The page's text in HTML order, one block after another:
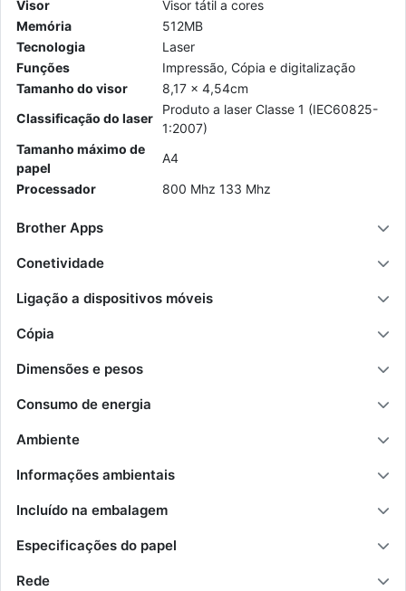
Visor
Visor tátil a cores
Me­mória
512MB
Tec­no­logia
Laser
Fun­ções
Im­pressão, Cópia e di­gi­ta­li­zação
Ta­manho do visor
8,17 x 4,54cm
Clas­si­fi­cação do laser
Pro­duto a laser Classe 1 (IEC60825-
1:2007)
Ta­manho má­ximo de
papel
A4
Pro­ces­sador
800 Mhz 133 Mhz
Brother Apps
Conetividade
Ligação a dispositivos móveis
Cópia
Dimensões e pesos
Consumo de energia
Ambiente
Informações ambientais
Incluído na embalagem
Especificações do papel
Rede